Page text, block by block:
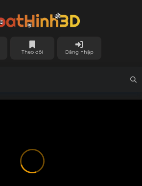
Theo dõi Đăng nhập